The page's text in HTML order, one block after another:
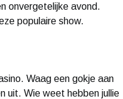
onvergetelijke avond.
populaire show.
Waag een gokje aan
uit. Wie weet hebben jullie